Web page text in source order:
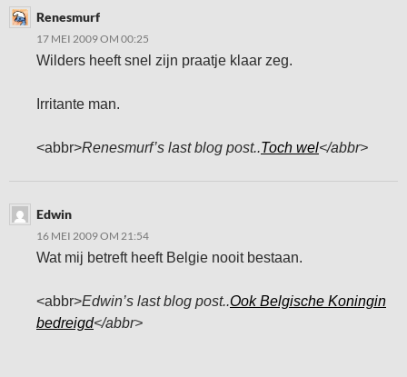
Renesmurf
17 MEI 2009 OM 00:25
Wilders heeft snel zijn praatje klaar zeg.
Irritante man.
<abbr>Renesmurf’s last blog post..Toch wel</abbr>
Edwin
16 MEI 2009 OM 21:54
Wat mij betreft heeft Belgie nooit bestaan.
<abbr>Edwin’s last blog post..Ook Belgische Koningin
bedreigd</abbr>